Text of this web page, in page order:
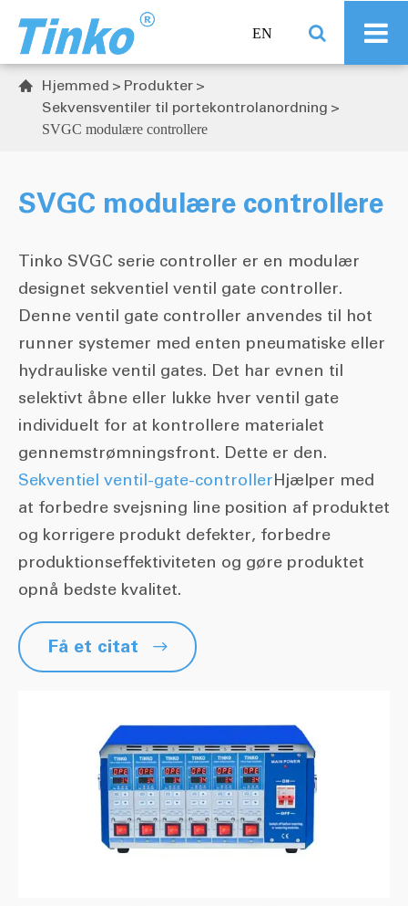
EN
 Hjemmed
Produkter
Sekvensventiler til portekontrolanordning
SVGC modulære controllere
SVGC modulære controllere
Tinko SVGC serie controller er en modulær
designet sekventiel ventil gate controller.
Denne ventil gate controller anvendes til hot
runner systemer med enten pneumatiske eller
hydrauliske ventil gates. Det har evnen til
selektivt åbne eller lukke hver ventil gate
individuelt for at kontrollere materialet
gennemstrømningsfront. Dette er den.
Sekventiel ventil-gate-controllerHjælper med
at forbedre svejsning line position af produktet
og korrigere produkt defekter, forbedre
produktionseffektiviteten og gøre produktet
opnå bedste kvalitet.
Få et citat 